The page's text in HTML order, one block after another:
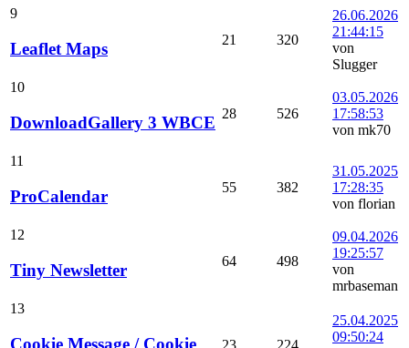
9
Leaflet Maps 21 320
26.06.2026
21:44:15
von
Slugger
10
DownloadGallery 3 WBCE 28 526
03.05.2026
17:58:53
von mk70
11
ProCalendar 55 382
31.05.2025
17:28:35
von florian
12
Tiny Newsletter 64 498
09.04.2026
19:25:57
von
mrbaseman
13
Cookie Message / Cookie
25.04.2025
09:50:24